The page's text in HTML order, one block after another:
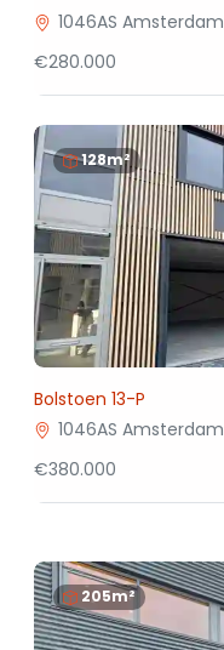
1046AS Amsterdam
€280.000
128m²
Bolstoen 13-P
1046AS Amsterdam
€380.000
205m²